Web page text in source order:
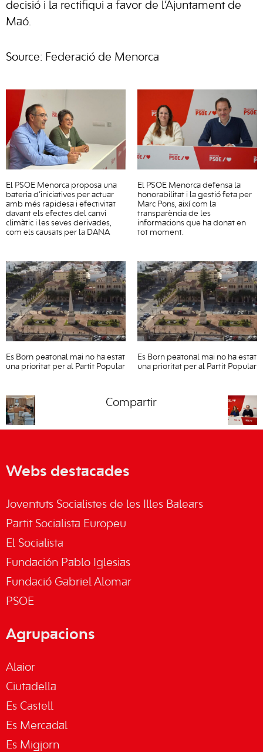
decisió i la rectifiqui a favor de l’Ajuntament de
Maó.
Source: Federació de Menorca
El PSOE Menorca proposa una
bateria d’iniciatives per actuar
amb més rapidesa i efectivitat
davant els efectes del canvi
climàtic i les seves derivades,
com els causats per la DANA
El PSOE Menorca defensa la
honorabilitat i la gestió feta per
Marc Pons, així com la
transparència de les
informacions que ha donat en
tot moment.
Es Born peatonal mai no ha estat
una prioritat per al Partit Popular
Es Born peatonal mai no ha estat
una prioritat per al Partit Popular
Compartir
Webs destacades
Joventuts Socialistes de les Illes Balears
Partit Socialista Europeu
El Socialista
Fundación Pablo Iglesias
Fundació Gabriel Alomar
PSOE
Agrupacions
Alaior
Ciutadella
Es Castell
Es Mercadal
Es Migjorn